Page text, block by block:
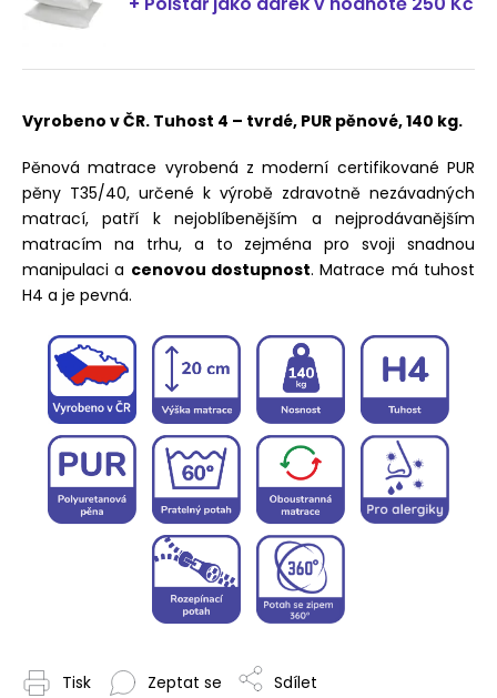
Vyrobeno v ČR. Tuhost 4 – tvrdé, PUR pěnové, 140 kg.
Pěnová matrace vyrobená z moderní certifikované PUR
pěny T35/40, určené k výrobě zdravotně nezávadných
matrací, patří k nejoblíbenějším a nejprodávanějším
matracím na trhu, a to zejména pro svoji snadnou
manipulaci a cenovou dostupnost. Matrace má tuhost
H4 a je pevná.
Tisk Zeptat se Sdílet